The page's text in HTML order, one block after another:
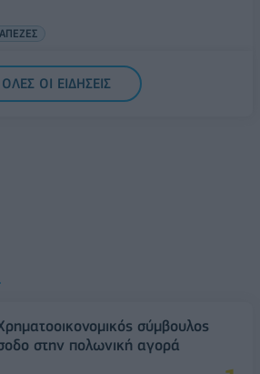
ορίζοντα: Πού βρίσκεται η
μετάβαση
ΟΛΕΣ ΟΙ ΕΙΔΗΣΕΙΣ
σύμβουλος
στην πολωνική αγορά